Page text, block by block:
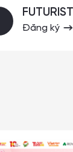
Đăng ký